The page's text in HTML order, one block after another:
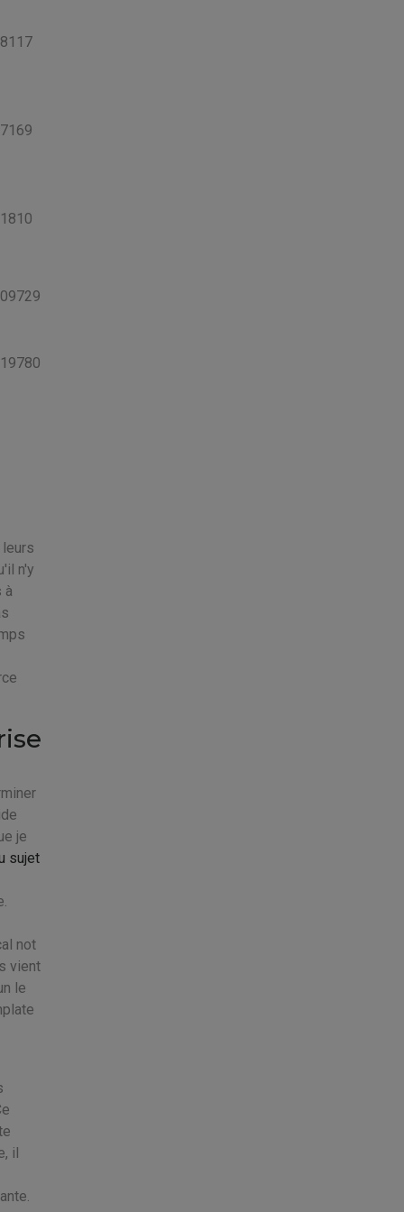
n'y
à
je
sujet
not
vient
le
il